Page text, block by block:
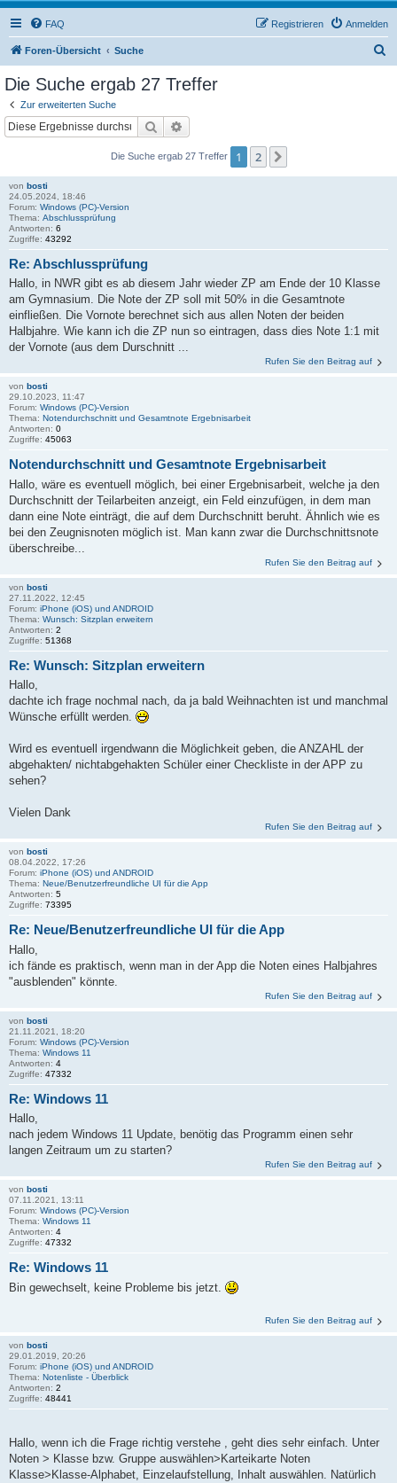
FAQ Anmelden
Registrieren
Foren-Übersicht Suche
Die Suche ergab 27 Treffer
Zur erweiterten Suche
Suche
Die Suche ergab 27 Treffer 1 2
von bosti
24.05.2024, 18:46
Forum: Windows (PC)-Version
Thema: Abschlussprüfung
Antworten: 6
Zugriffe: 43292
Re: Abschlussprüfung
Hallo, in NWR gibt es ab diesem Jahr wieder ZP am Ende der 10 Klasse
am Gymnasium. Die Note der ZP soll mit 50% in die Gesamtnote
einfließen. Die Vornote berechnet sich aus allen Noten der beiden
Halbjahre. Wie kann ich die ZP nun so eintragen, dass dies Note 1:1 mit
der Vornote (aus dem Durschnitt ...
Rufen Sie den Beitrag auf
von bosti
29.10.2023, 11:47
Forum: Windows (PC)-Version
Thema: Notendurchschnitt und Gesamtnote Ergebnisarbeit
Antworten: 0
Zugriffe: 45063
Notendurchschnitt und Gesamtnote Ergebnisarbeit
Hallo, wäre es eventuell möglich, bei einer Ergebnisarbeit, welche ja den
Durchschnitt der Teilarbeiten anzeigt, ein Feld einzufügen, in dem man
dann eine Note einträgt, die auf dem Durchschnitt beruht. Ähnlich wie es
bei den Zeugnisnoten möglich ist. Man kann zwar die Durchschnittsnote
überschreibe...
Rufen Sie den Beitrag auf
von bosti
27.11.2022, 12:45
Forum: iPhone (iOS) und ANDROID
Thema: Wunsch: Sitzplan erweitern
Antworten: 2
Zugriffe: 51368
Re: Wunsch: Sitzplan erweitern
Hallo,
dachte ich frage nochmal nach, da ja bald Weihnachten ist und manchmal
Wünsche erfüllt werden.
Wird es eventuell irgendwann die Möglichkeit geben, die ANZAHL der
abgehakten/ nichtabgehakten Schüler einer Checkliste in der APP zu
sehen?
Vielen Dank
Rufen Sie den Beitrag auf
von bosti
08.04.2022, 17:26
Forum: iPhone (iOS) und ANDROID
Thema: Neue/Benutzerfreundliche UI für die App
Antworten: 5
Zugriffe: 73395
Re: Neue/Benutzerfreundliche UI für die App
Hallo,
ich fände es praktisch, wenn man in der App die Noten eines Halbjahres
"ausblenden" könnte.
Rufen Sie den Beitrag auf
von bosti
21.11.2021, 18:20
Forum: Windows (PC)-Version
Thema: Windows 11
Antworten: 4
Zugriffe: 47332
Re: Windows 11
Hallo,
nach jedem Windows 11 Update, benötig das Programm einen sehr
langen Zeitraum um zu starten?
Rufen Sie den Beitrag auf
von bosti
07.11.2021, 13:11
Forum: Windows (PC)-Version
Thema: Windows 11
Antworten: 4
Zugriffe: 47332
Re: Windows 11
Bin gewechselt, keine Probleme bis jetzt.
Rufen Sie den Beitrag auf
von bosti
29.01.2019, 20:26
Forum: iPhone (iOS) und ANDROID
Thema: Notenliste - Überblick
Antworten: 2
Zugriffe: 48441
Hallo, wenn ich die Frage richtig verstehe , geht dies sehr einfach. Unter
Noten > Klasse bzw. Gruppe auswählen>Karteikarte Noten
Klasse>Klasse-Alphabet, Einzelaufstellung, Inhalt auswählen. Natürlich